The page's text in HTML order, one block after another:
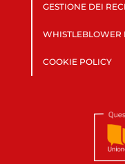
GESTIONE DEI
WHISTLEBLOWER
COOKIE POLICY